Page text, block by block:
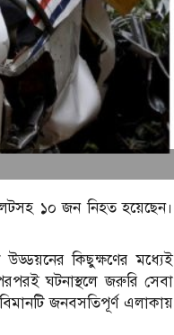
১০ জন নিহত হয়েছেন।
কিছুক্ষণের মধ্যেই
ঘটনাস্থলে জরুরি সেবা
জনবসতিপূর্ণ এলাকায়